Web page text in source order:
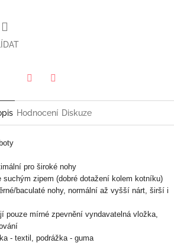
Hodnocení Diskuze
pro široké nohy
zipem (dobré dotažení kolem kotníku)
baculaté nohy, normální až vyšší nárt, širší i
pouze mírné zpevnění vyndavatelná vložka,
- textil, podrážka - guma